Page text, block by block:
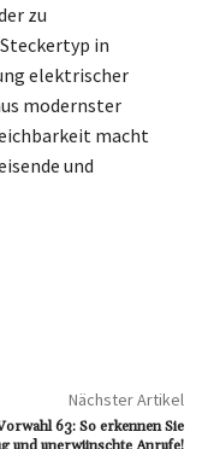
zu
in
elektrischer
modernster
macht
und
Nächster Artikel
63: So erkennen Sie